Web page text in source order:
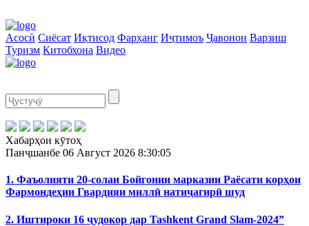
Асосӣ Сиёсат Иқтисод Фарҳанг Иҷтимоъ Ҷавонон Варзиш
Туризм Китобхона Видео
Хабарҳои кӯтоҳ
Панҷшанбе 06 Август 2026 8:30:05
1. Фаъолияти 20-солаи Бойгонии марказии Раёсати корҳои
Фармондеҳии Гвардияи миллӣ натиҷагирӣ шуд
2. Иштироки 16 ҷудокор дар Tashkent Grand Slam-2024”